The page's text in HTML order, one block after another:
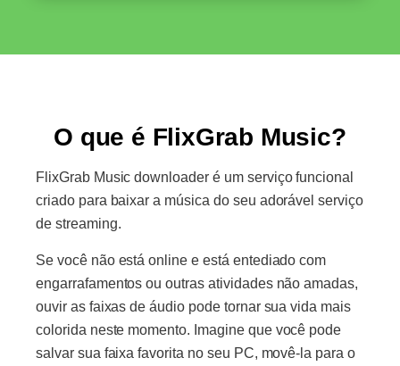
O que é FlixGrab Music?
FlixGrab Music downloader é um serviço funcional
criado para baixar a música do seu adorável serviço
de streaming.
Se você não está online e está entediado com
engarrafamentos ou outras atividades não amadas,
ouvir as faixas de áudio pode tornar sua vida mais
colorida neste momento. Imagine que você pode
salvar sua faixa favorita no seu PC, movê-la para o